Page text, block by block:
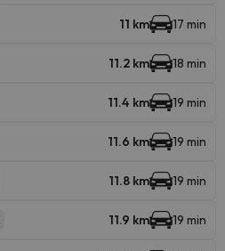
11 km 17 min
11.2 km 18 min
11.4 km 19 min
11.6 km 19 min
11.8 km 19 min
11.9 km 19 min